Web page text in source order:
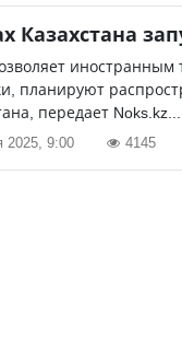
Казахстана
иностранным
планируют
передает Noks.kz...
2025, 9:00 4145